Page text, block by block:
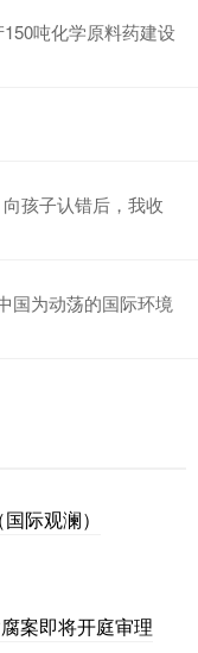
吨化学原料药建设
孩子认错后，我收
国为动荡的国际环境
际观澜）
案即将开庭审理